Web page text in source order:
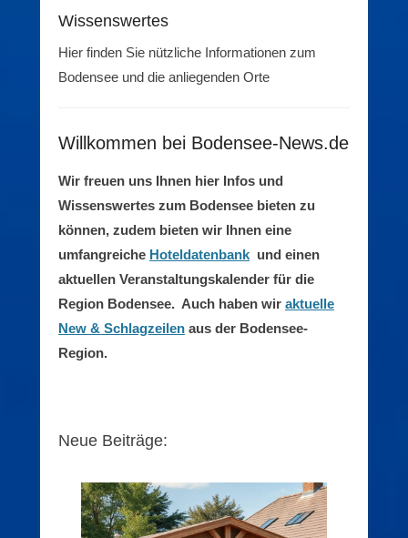
Wissenswertes
Hier finden Sie nützliche Informationen zum
Bodensee und die anliegenden Orte
Willkommen bei Bodensee-News.de
Wir freuen uns Ihnen hier Infos und
Wissenswertes zum Bodensee bieten zu
können, zudem bieten wir Ihnen eine
umfangreiche Hoteldatenbank und einen
aktuellen Veranstaltungskalender für die
Region Bodensee. Auch haben wir aktuelle
New & Schlagzeilen aus der Bodensee-
Region.
Neue Beiträge: